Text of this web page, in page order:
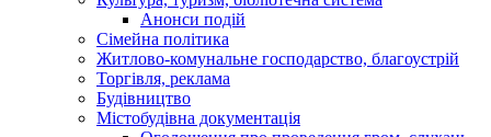
Анонси подій
Сімейна політика
Житлово-комунальне господарство, благоустрій
Торгівля, реклама
Будівництво
Містобудівна документація